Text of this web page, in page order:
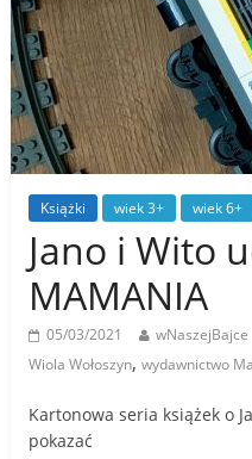
Książki wiek 3+ wiek 6+
Jano i Wito
MAMANIA
05/03/2021 wNaszejBajce
Wiola Wołoszyn, wydawnictwo
Kartonowa seria książek o
pokazać